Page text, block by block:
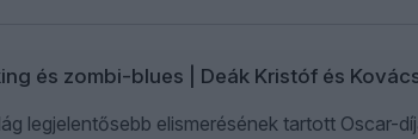
és zombi-blues | Deák Kristóf és
legjelentősebb elismerésének tartott Oscar-